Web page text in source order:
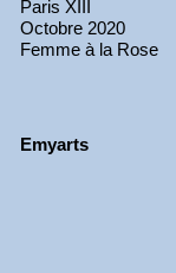
Paris XIII
Octobre 2020
Femme à la Rose
Emyarts